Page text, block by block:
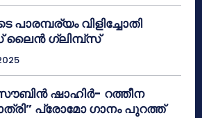
വിളിച്ചോതി
ലൈൻ ഗ്ലിമ്പ്സ്
ഷാഹിർ- റത്തീന
പ്രോമോ ഗാനം പുറത്ത്